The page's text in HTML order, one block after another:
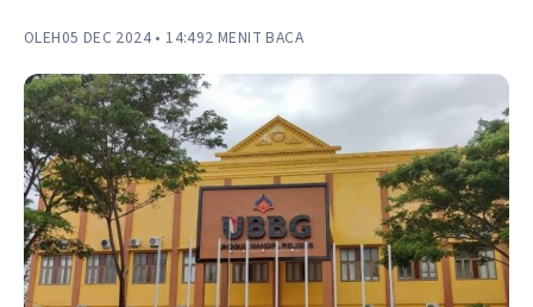
OLEH05 DEC 2024 • 14:492 MENIT BACA